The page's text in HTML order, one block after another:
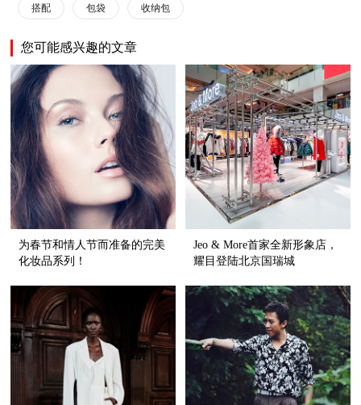
搭配 包袋 收纳包
您可能感兴趣的文章
为春节和情人节而准备的完美
化妆品系列！
Jeo & More首家全新形象店，
耀目登陆北京国瑞城